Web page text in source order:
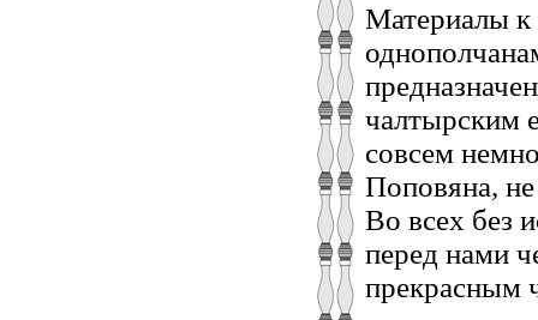
Материалы к
чалтырским
совсем
Поповяна,
Во всех без
перед нами
прекрасным